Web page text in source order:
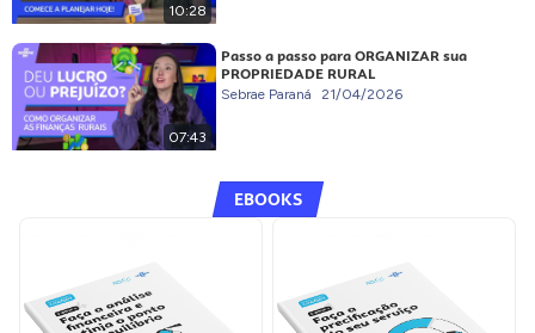
10:28
07:43
Passo a passo para ORGANIZAR sua
PROPRIEDADE RURAL
Sebrae Paraná 21/04/2026
EBOOKS